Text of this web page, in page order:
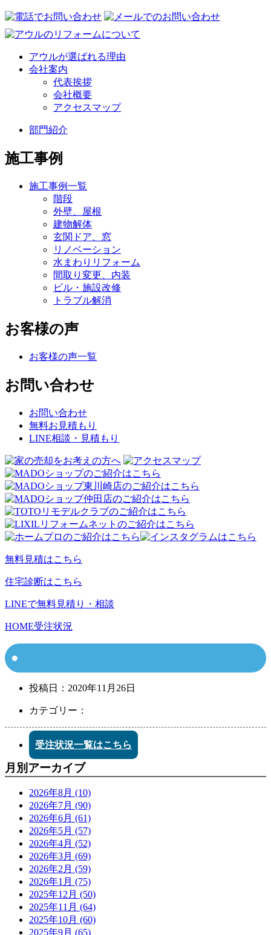
アウルが選ばれる理由
会社案内
代表挨拶
会社概要
アクセスマップ
部門紹介
施工事例
施工事例一覧
階段
外壁、屋根
建物解体
玄関ドア、窓
リノベーション
水まわりリフォーム
間取り変更、内装
ビル・施設改修
トラブル解消
お客様の声
お客様の声一覧
お問い合わせ
お問い合わせ
無料お見積もり
LINE相談・見積もり
無料見積はこちら
住宅診断はこちら
LINEで無料見積り・相談
HOME受注状況
投稿日： 2020年11月26日
カテゴリー：
受注状況一覧はこちら
月別アーカイブ
2026年8月 (10)
2026年7月 (90)
2026年6月 (61)
2026年5月 (57)
2026年4月 (52)
2026年3月 (69)
2026年2月 (59)
2026年1月 (75)
2025年12月 (50)
2025年11月 (64)
2025年10月 (60)
2025年9月 (65)